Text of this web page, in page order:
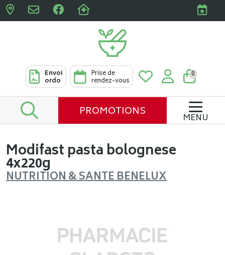
Pharmacies Clabots &
Envoi
ordo
Prise de
rendez-vous
0
PROMOTIONS MENU
Modifast pasta bolognese
4x220g
NUTRITION & SANTE BENELUX